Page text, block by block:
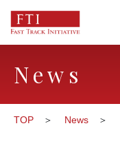
News
TOP News